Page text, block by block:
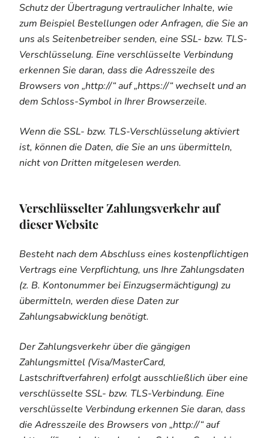
Schutz der Übertragung vertraulicher Inhalte, wie
zum Beispiel Bestellungen oder Anfragen, die Sie an
uns als Seitenbetreiber senden, eine SSL- bzw. TLS-
Verschlüsselung. Eine verschlüsselte Verbindung
erkennen Sie daran, dass die Adresszeile des
Browsers von „http://“ auf „https://“ wechselt und an
dem Schloss-Symbol in Ihrer Browserzeile.
Wenn die SSL- bzw. TLS-Verschlüsselung aktiviert
ist, können die Daten, die Sie an uns übermitteln,
nicht von Dritten mitgelesen werden.
Verschlüsselter Zahlungsverkehr auf
dieser Website
Besteht nach dem Abschluss eines kostenpflichtigen
Vertrags eine Verpflichtung, uns Ihre Zahlungsdaten
(z. B. Kontonummer bei Einzugsermächtigung) zu
übermitteln, werden diese Daten zur
Zahlungsabwicklung benötigt.
Der Zahlungsverkehr über die gängigen
Zahlungsmittel (Visa/MasterCard,
Lastschriftverfahren) erfolgt ausschließlich über eine
verschlüsselte SSL- bzw. TLS-Verbindung. Eine
verschlüsselte Verbindung erkennen Sie daran, dass
die Adresszeile des Browsers von „http://“ auf